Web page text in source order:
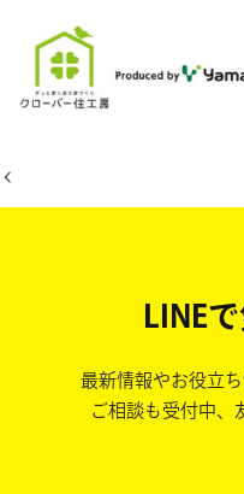
LINE
最新情報やお役立
ご相談も受付中、